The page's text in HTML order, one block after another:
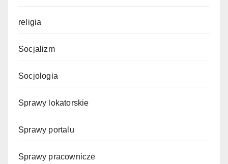
religia
Socjalizm
Socjologia
Sprawy lokatorskie
Sprawy portalu
Sprawy pracownicze